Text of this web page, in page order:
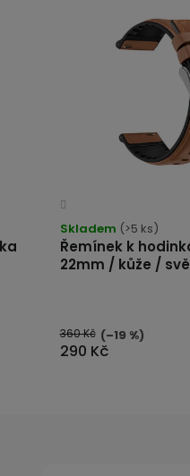
Řemínek k
22mm / kůže /
Průměrné
hodnocení
produktu
je
4,0
z
5
hvězdiček.
Skladem (>5 ks)
290 Kč
360 Kč (–19 %)